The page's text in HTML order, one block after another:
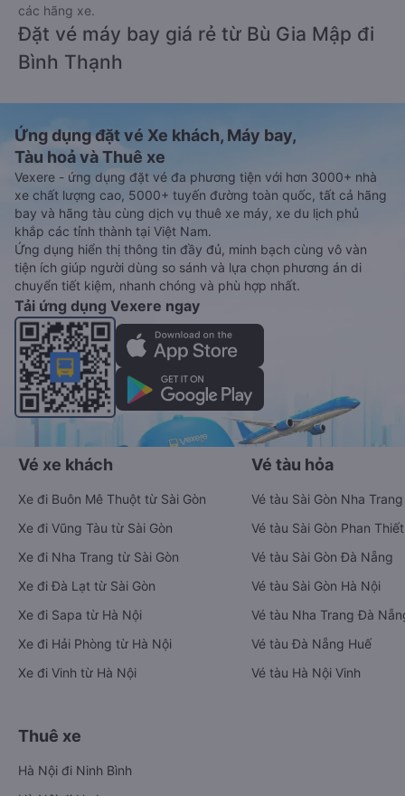
các hãng xe.
Đặt vé máy bay giá rẻ từ Bù Gia Mập đi
Bình Thạnh
Ứng dụng đặt vé Xe khách, Máy bay,
Tàu hoả và Thuê xe
Vexere - ứng dụng đặt vé đa phương tiện với hơn 3000+ nhà
xe chất lượng cao, 5000+ tuyến đường toàn quốc, tất cả hãng
bay và hãng tàu cùng dịch vụ thuê xe máy, xe du lịch phủ
khắp các tỉnh thành tại Việt Nam.
Ứng dụng hiển thị thông tin đầy đủ, minh bạch cùng vô vàn
tiện ích giúp người dùng so sánh và lựa chọn phương án di
chuyển tiết kiệm, nhanh chóng và phù hợp nhất.
Tải ứng dụng Vexere ngay
Vé xe khách
Xe đi Buôn Mê Thuột từ Sài Gòn
Xe đi Vũng Tàu từ Sài Gòn
Xe đi Nha Trang từ Sài Gòn
Xe đi Đà Lạt từ Sài Gòn
Xe đi Sapa từ Hà Nội
Xe đi Hải Phòng từ Hà Nội
Xe đi Vinh từ Hà Nội
Vé tàu hỏa
Vé tàu Sài Gòn Nha Trang
Vé tàu Sài Gòn Phan Thiết
Vé tàu Sài Gòn Đà Nẵng
Vé tàu Sài Gòn Hà Nội
Vé tàu Nha Trang Đà
Vé tàu Đà Nẵng Huế
Vé tàu Hà Nội Vinh
Thuê xe
Hà Nội đi Ninh Bình